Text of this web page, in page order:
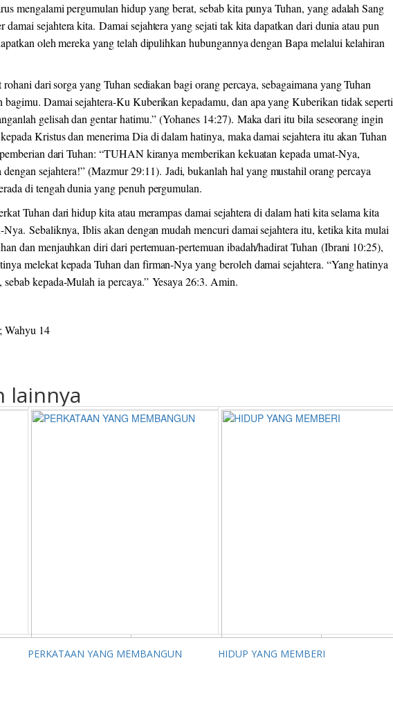
mengalami pergumulan hidup yang berat, sebab kita punya Tuhan, yang adalah Sang
sejahtera kita. Damai sejahtera yang sejati tak kita dapatkan dari dunia atau pun
oleh mereka yang telah dipulihkan hubungannya dengan Bapa melalui kelahiran
dari sorga yang Tuhan sediakan bagi orang percaya, sebagaimana yang Tuhan
Damai sejahtera-Ku Kuberikan kepadamu, dan apa yang Kuberikan tidak seperti
gelisah dan gentar hatimu.” (Yohanes 14:27). Maka dari itu bila seseorang ingin
Kristus dan menerima Dia di dalam hatinya, maka damai sejahtera itu akan Tuhan
dari Tuhan: “TUHAN kiranya memberikan kekuatan kepada umat-Nya,
sejahtera!” (Mazmur 29:11). Jadi, bukanlah hal yang mustahil orang percaya
di tengah dunia yang penuh pergumulan.
Tuhan dari hidup kita atau merampas damai sejahtera di dalam hati kita selama kita
Sebaliknya, Iblis akan dengan mudah mencuri damai sejahtera itu, ketika kita mulai
dan menjauhkan diri dari pertemuan-pertemuan ibadah/hadirat Tuhan (Ibrani 10:25),
melekat kepada Tuhan dan firman-Nya yang beroleh damai sejahtera. “Yang hatinya
kepada-Mulah ia percaya.” Yesaya 26:3. Amin.
Wahyu 14
lainnya
PERKATAAN YANG MEMBANGUN HIDUP YANG MEMBERI